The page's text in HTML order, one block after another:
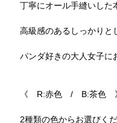
丁寧にオール手縫いした
高級感のあるしっかりと
パンダ好きの大人女子
《 R:赤色 / B:茶色
2種類の色からお選びくだ